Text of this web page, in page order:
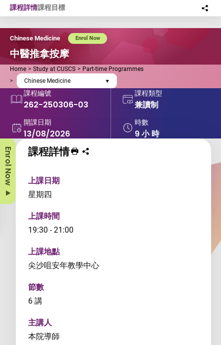
Skip to main content
Chinese Medicine Enrol Now
中醫推拿按摩
Home Study at CUSCS
Part-time Programmes
Chinese Medicine
課程編號
262-250306-03
課程類型
兼讀制
開課日期
13/08/2026
時數
9 小 時
課程詳情課程目標
Enrol Now 課程詳情 列印 課程
分享課程至
上課日期
星期四
上課時間
19:30 - 21:00
上課地點
尖沙咀安年教學中心
節數
6 講
主講人
本院導師